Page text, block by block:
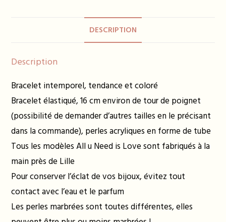
DESCRIPTION
Description
Bracelet intemporel, tendance et coloré
Bracelet élastiqué, 16 cm environ de tour de poignet
(possibilité de demander d’autres tailles en le précisant
dans la commande), perles acryliques en forme de tube
Tous les modèles All u Need is Love sont fabriqués à la
main près de Lille
Pour conserver l’éclat de vos bijoux, évitez tout
contact avec l’eau et le parfum
Les perles marbrées sont toutes différentes, elles